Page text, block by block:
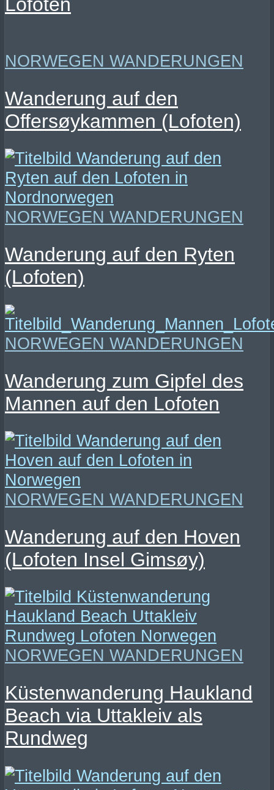
NORWEGEN WANDERUNGEN
Wanderung auf den
Offersøykammen (Lofoten)
NORWEGEN WANDERUNGEN
Wanderung auf den Ryten
(Lofoten)
NORWEGEN WANDERUNGEN
Wanderung zum Gipfel des
Mannen auf den Lofoten
NORWEGEN WANDERUNGEN
Wanderung auf den Hoven
(Lofoten Insel Gimsøy)
NORWEGEN WANDERUNGEN
Küstenwanderung Haukland
Beach via Uttakleiv als
Rundweg